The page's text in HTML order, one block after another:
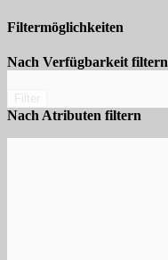
Filtermöglichkeiten
Nach Verfügbarkeit filtern
Nach Atributen filtern